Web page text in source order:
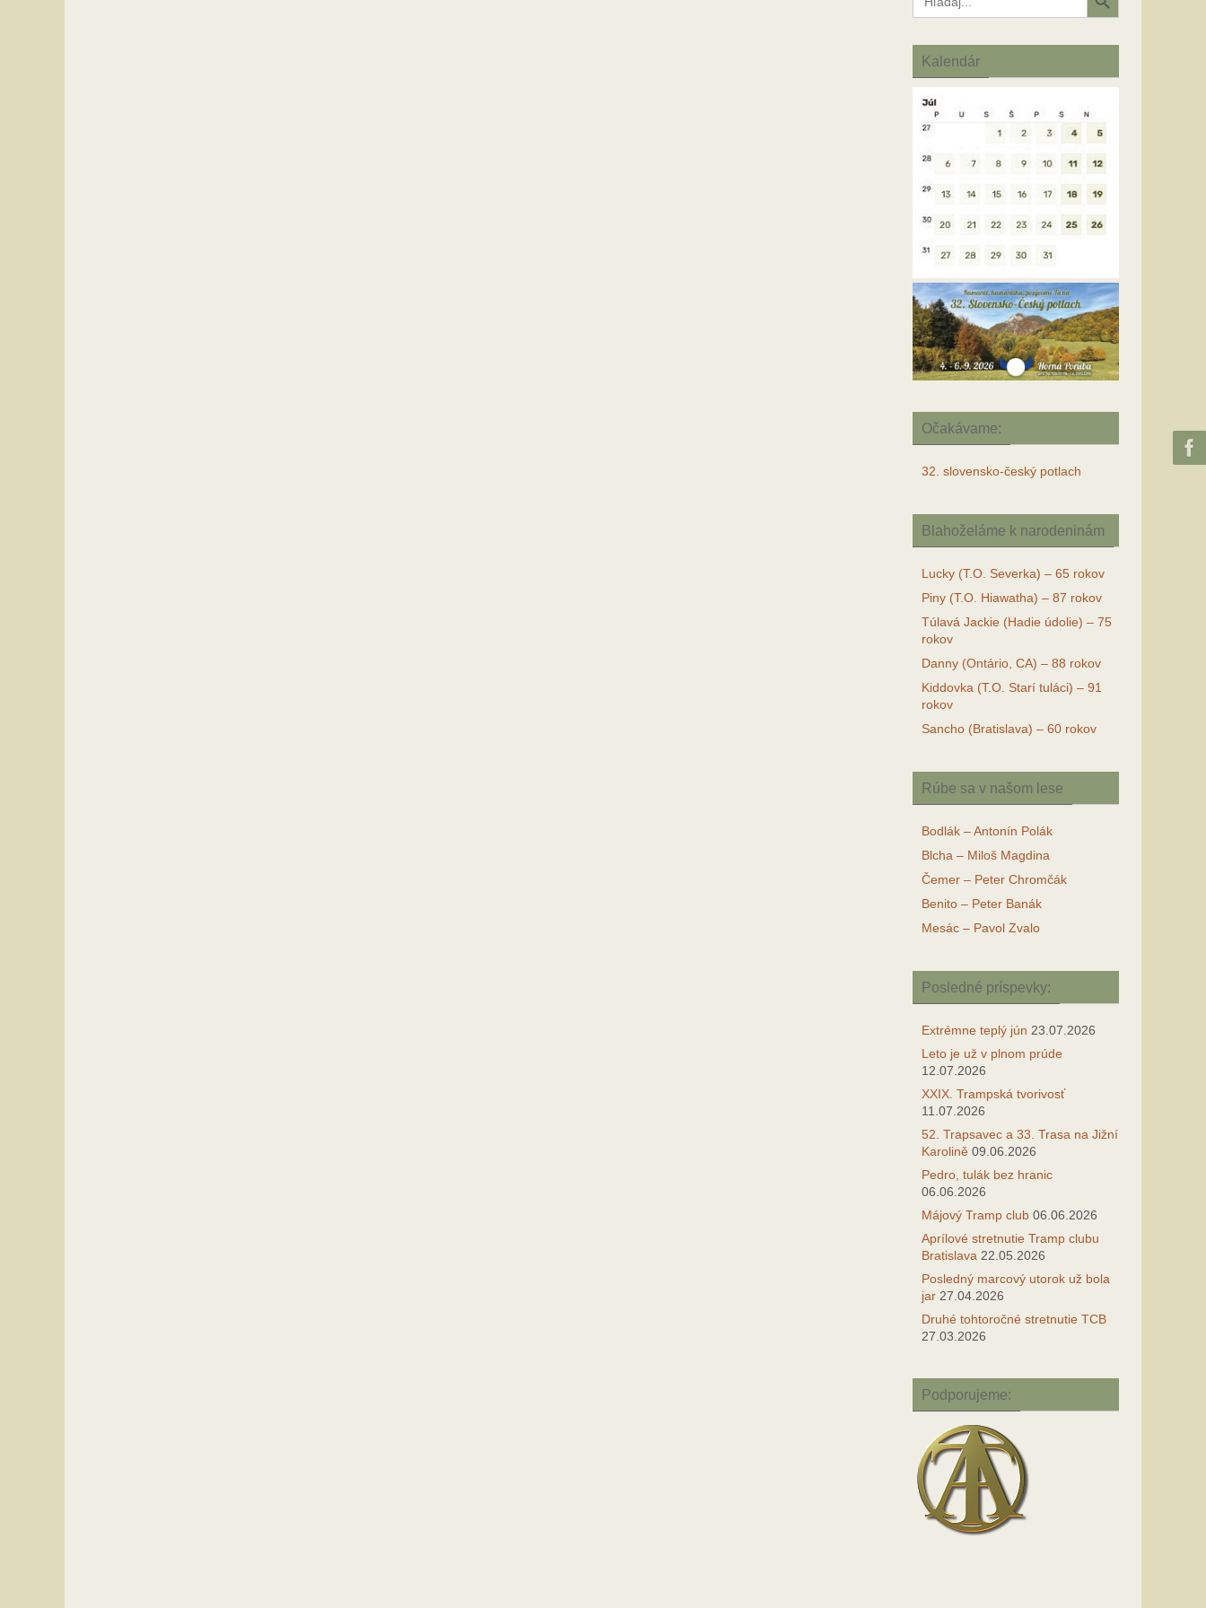
for:
Kalendár
Očakávame:
32. slovensko-český potlach
Blahoželáme k narodeninám
Lucky (T.O. Severka) – 65 rokov
Piny (T.O. Hiawatha) – 87 rokov
Túlavá Jackie (Hadie údolie) – 75
rokov
Danny (Ontário, CA) – 88 rokov
Kiddovka (T.O. Starí tuláci) – 91
rokov
Sancho (Bratislava) – 60 rokov
Rúbe sa v našom lese
Bodlák – Antonín Polák
Blcha – Miloš Magdina
Čemer – Peter Chromčák
Benito – Peter Banák
Mesác – Pavol Zvalo
Posledné príspevky:
Extrémne teplý jún 23.07.2026
Leto je už v plnom prúde
12.07.2026
XXIX. Trampská tvorivosť
11.07.2026
52. Trapsavec a 33. Trasa na Jižní
Karolině 09.06.2026
Pedro, tulák bez hranic
06.06.2026
Májový Tramp club 06.06.2026
Aprílové stretnutie Tramp clubu
Bratislava 22.05.2026
Posledný marcový utorok už bola
jar 27.04.2026
Druhé tohtoročné stretnutie TCB
27.03.2026
Podporujeme: